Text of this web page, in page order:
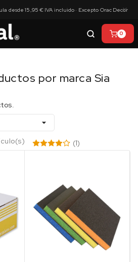
desde 15,95 € IVA incluido · Excepto Orac Decor
×
0
por marca Sia

(1)